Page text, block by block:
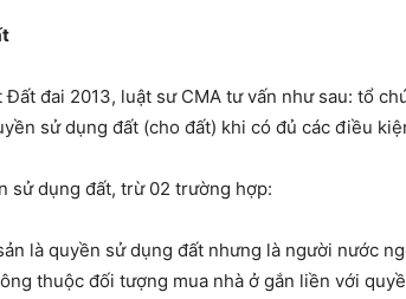
Đất đai 2013, luật sư CMA tư vấn như sau: tổ
sử dụng đất (cho đất) khi có đủ các điều
sử dụng đất, trừ 02 trường hợp:
là quyền sử dụng đất nhưng là người nước
thuộc đối tượng mua nhà ở gắn liền với